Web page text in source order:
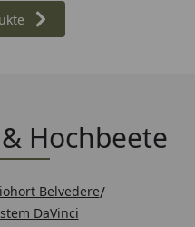
Hochbeete
Belvedere/
DaVinci